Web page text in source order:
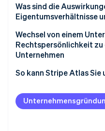
Erfahren Sie,
Jetzt ansehen
Steuern für eingetragene
Steuern für
Rechtspersönlichkeit
Was sind die
Eigentumsverhältnisse
Inhaberschaft
Investitionen
Wechsel von einem
Rechtspersönlichkeit
Unternehmen
Reservierung des
Übertragung von
Eigentum (Intellectual
So kann Stripe Atlas
Bei Atlas eine
Zahlungen und